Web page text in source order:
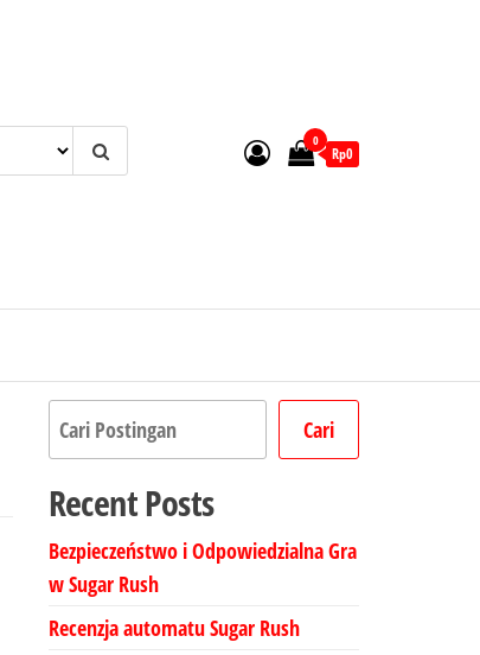
0
Rp0
Cari Cari
Recent Posts
Bezpieczeństwo i Odpowiedzialna Gra
w Sugar Rush
Recenzja automatu Sugar Rush